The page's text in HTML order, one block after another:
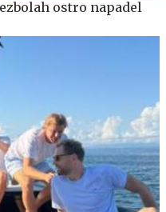
ostro napadel